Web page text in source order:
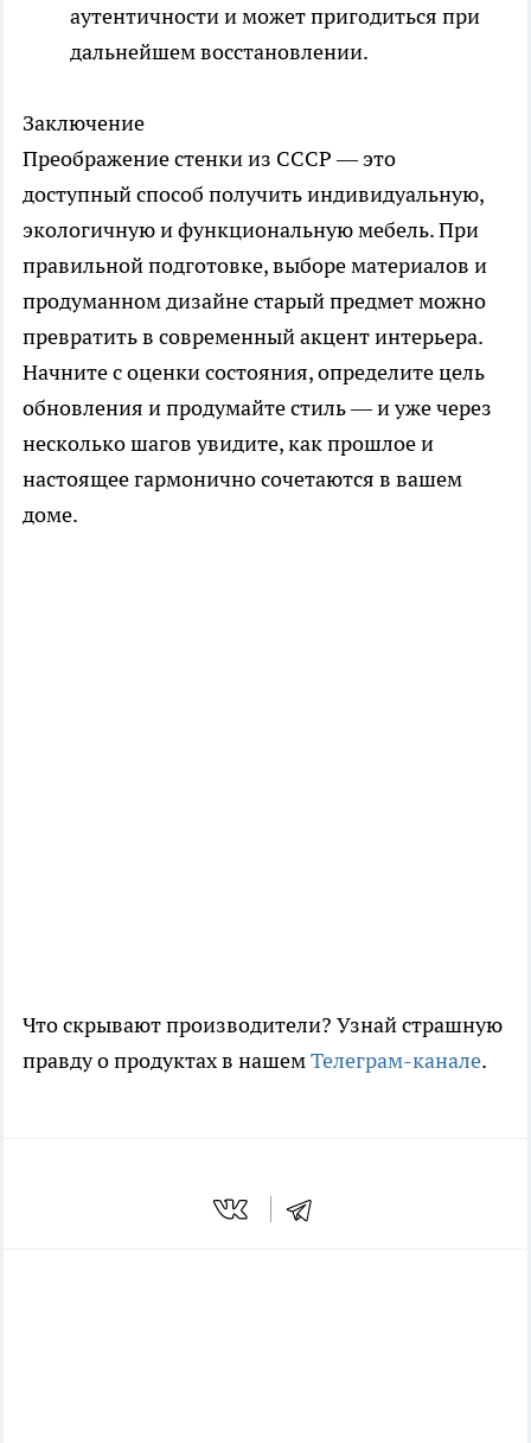
аутентичности и может пригодиться при
дальнейшем восстановлении.
Заключение
Преображение стенки из СССР — это
доступный способ получить индивидуальную,
экологичную и функциональную мебель. При
правильной подготовке, выборе материалов и
продуманном дизайне старый предмет можно
превратить в современный акцент интерьера.
Начните с оценки состояния, определите цель
обновления и продумайте стиль — и уже через
несколько шагов увидите, как прошлое и
настоящее гармонично сочетаются в вашем
доме.
Что скрывают производители? Узнай страшную
правду о продуктах в нашемТелеграм-канале.